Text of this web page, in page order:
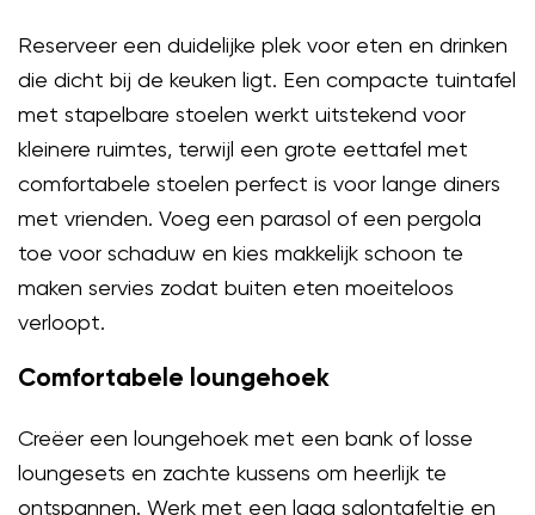
Reserveer een duidelijke plek voor eten en drinken
die dicht bij de keuken ligt. Een compacte tuintafel
met stapelbare stoelen werkt uitstekend voor
kleinere ruimtes, terwijl een grote eettafel met
comfortabele stoelen perfect is voor lange diners
met vrienden. Voeg een parasol of een pergola
toe voor schaduw en kies makkelijk schoon te
maken servies zodat buiten eten moeiteloos
verloopt.
Comfortabele loungehoek
Creëer een loungehoek met een bank of losse
loungesets en zachte kussens om heerlijk te
ontspannen. Werk met een laag salontafeltje en